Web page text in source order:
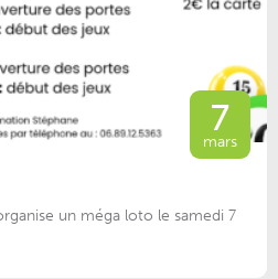
7
mars
un méga loto le samedi 7